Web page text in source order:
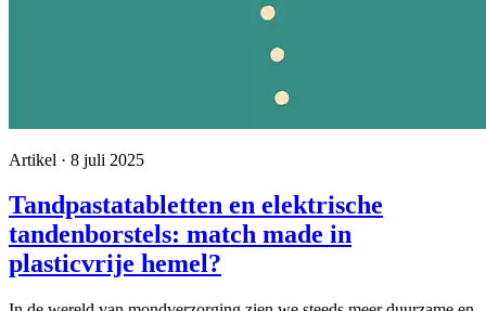
Artikel · 8 juli 2025
Tandpastatabletten en elektrische
tandenborstels: match made in
plasticvrije hemel?